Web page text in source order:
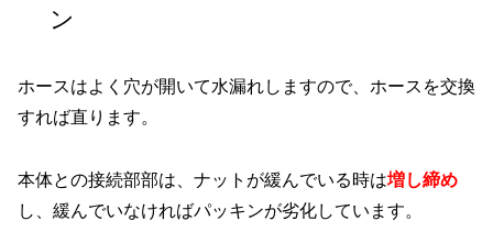
ン
ホースはよく穴が開いて水漏れしますので、ホースを交換
すれば直ります。
本体との接続部部は、ナットが緩んでいる時は増し締め
し、緩んでいなければパッキンが劣化しています。